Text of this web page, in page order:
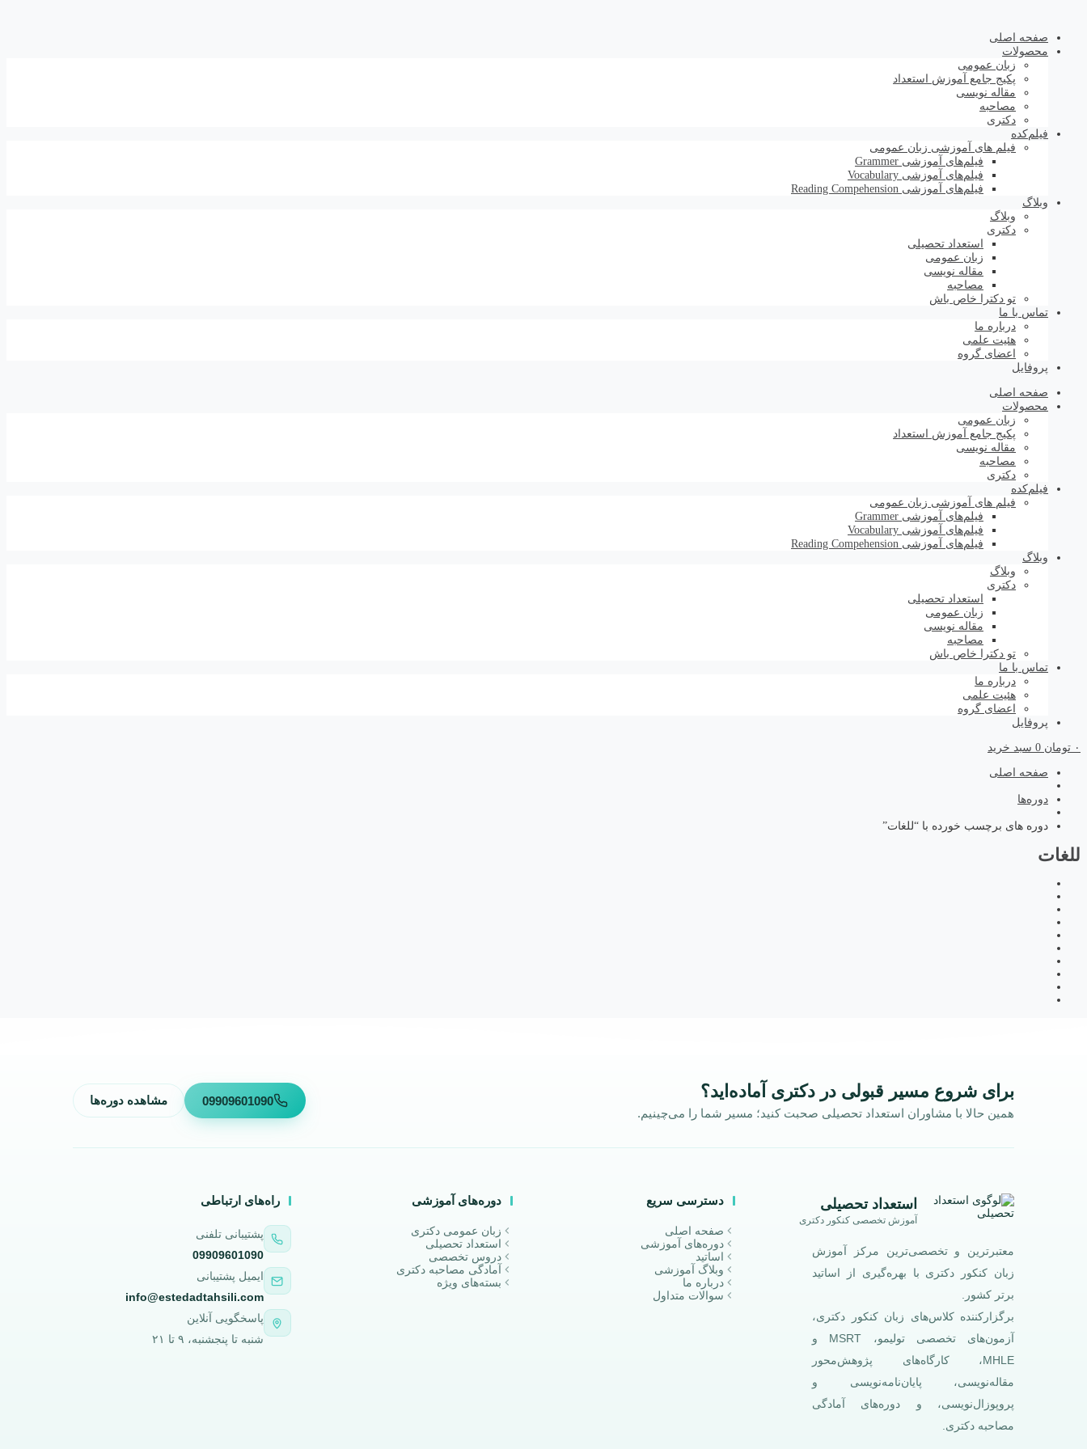
صفحه اصلی
محصولات
زبان عمومی
پکیج جامع آموزش استعداد
مقاله نویسی
مصاحبه
دکتری
فیلم‌کده
فیلم های آموزشی زبان عمومی
فیلم‌های آموزشی Grammer
فیلم‌های آموزشی Vocabulary
فیلم‌های آموزشی Reading Compehension
وبلاگ
وبلاگ
دکتری
استعداد تحصیلی
زبان عمومی
مقاله نویسی
مصاحبه
تو دکترا خاص باش
تماس با ما
درباره ما
هئیت علمی
اعضای گروه
پروفایل
صفحه اصلی
محصولات
زبان عمومی
پکیج جامع آموزش استعداد
مقاله نویسی
مصاحبه
دکتری
فیلم‌کده
فیلم های آموزشی زبان عمومی
فیلم‌های آموزشی Grammer
فیلم‌های آموزشی Vocabulary
فیلم‌های آموزشی Reading Compehension
وبلاگ
وبلاگ
دکتری
استعداد تحصیلی
زبان عمومی
مقاله نویسی
مصاحبه
تو دکترا خاص باش
تماس با ما
درباره ما
هئیت علمی
اعضای گروه
پروفایل
۰ تومان 0 سبد خرید
صفحه اصلی
دوره‌ها
دوره های برچسب خورده با “للغات”
للغات
برای شروع مسیر قبولی در دکتری آماده‌اید؟
همین حالا با مشاوران استعداد تحصیلی صحبت کنید؛ مسیر شما را می‌چینیم.
09909601090 مشاهده دوره‌ها
استعداد تحصیلی
آموزش تخصصی کنکور دکتری
معتبرترین و تخصصی‌ترین مرکز آموزش
زبان کنکور دکتری با بهره‌گیری از اساتید
برتر کشور.
برگزارکننده کلاس‌های زبان کنکور دکتری،
آزمون‌های تخصصی تولیمو، MSRT و
MHLE، کارگاه‌های پژوهش‌محور
مقاله‌نویسی، پایان‌نامه‌نویسی و
پروپوزال‌نویسی، و دوره‌های آمادگی
مصاحبه دکتری.
دسترسی سریع
صفحه اصلی
دوره‌های آموزشی
اساتید
وبلاگ آموزشی
درباره ما
سوالات متداول
دوره‌های آموزشی
زبان عمومی دکتری
استعداد تحصیلی
دروس تخصصی
آمادگی مصاحبه دکتری
بسته‌های ویژه
راه‌های ارتباطی
پشتیبانی تلفنی
09909601090
ایمیل پشتیبانی
info@estedadtahsili.com
پاسخگویی آنلاین
شنبه تا پنجشنبه، ۹ تا ۲۱